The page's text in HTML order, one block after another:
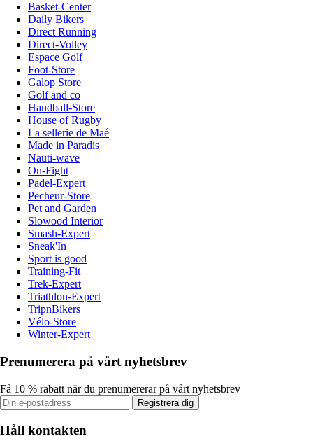
Basket-Center
Daily Bikers
Direct Running
Direct-Volley
Espace Golf
Foot-Store
Galop Store
Golf and co
Handball-Store
House of Rugby
La sellerie de Maé
Made in Paradis
Nauti-wave
On-Fight
Padel-Expert
Pecheur-Store
Pet and Garden
Slowood Interior
Smash-Expert
Sneak'In
Sport is good
Training-Fit
Trek-Expert
Triathlon-Expert
TripnBikers
Vélo-Store
Winter-Expert
Prenumerera på vårt nyhetsbrev
Få 10 % rabatt när du prenumererar på vårt nyhetsbrev
Registrera dig
Håll kontakten